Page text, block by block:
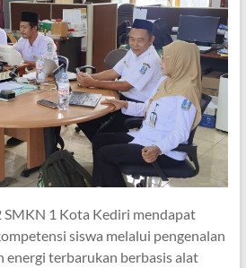
SMKN 1 Kota Kediri mendapat
siswa melalui pengenalan
energi terbarukan berbasis alat